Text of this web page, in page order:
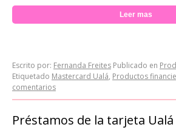
Leer mas
Escrito por: Fernanda Freites Publicado en
Etiquetado Mastercard Ualá, Productos
comentarios
Préstamos de la tarjeta Ualá